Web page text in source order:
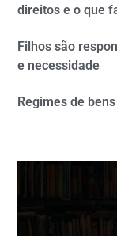
direitos e o que
Filhos são
e necessidade
Regimes de